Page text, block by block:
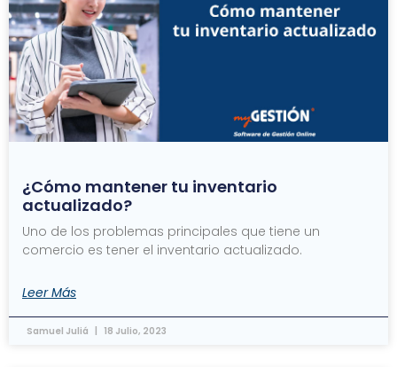
¿Cómo mantener tu inventario
actualizado?
Uno de los problemas principales que tiene un
comercio es tener el inventario actualizado.
Leer Más
Samuel Juliá 18 Julio, 2023